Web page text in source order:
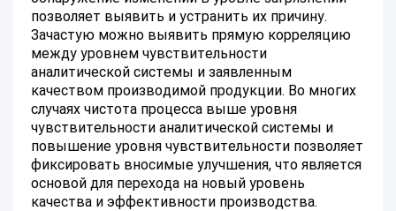
позволяет выявить и устранить их причину.
Зачастую можно выявить прямую корреляцию
между уровнем чувствительности
аналитической системы и заявленным
качеством производимой продукции. Во многих
случаях чистота процесса выше уровня
чувствительности аналитической системы и
повышение уровня чувствительности позволяет
фиксировать вносимые улучшения, что является
основой для перехода на новый уровень
качества и эффективности производства.